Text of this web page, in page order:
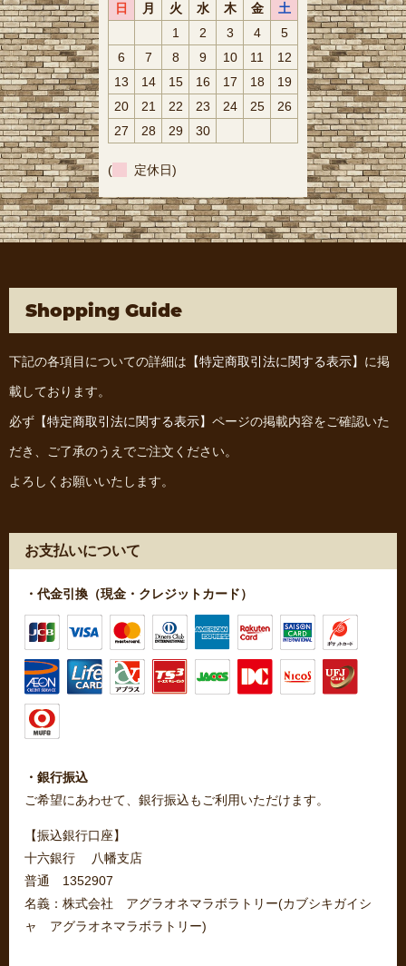
日 月 火 水 木 金
土
1
2 3 4
5
6
7 8 9 10 11
12
13
14 15 16 17 18
19
20
21 22 23 24 25
26
27
28 29 30
( 定休日)
Shopping Guide
下記の各項目についての詳細は 【特定商取引法に関する表示】 に掲
載しております。
必ず 【特定商取引法に関する表示】 ページの掲載内容をご確認いた
だき、ご了承のうえでご注文ください。
よろしくお願いいたします。
お支払いについて
・代金引換（現金・クレジットカード）
・銀行振込
ご希望にあわせて、銀行振込もご利用いただけます。
【振込銀行口座】
十六銀行 八幡支店
普通 1352907
名義：株式会社 アグラオネマラボラトリー(カブシキガイシ
ャ アグラオネマラボラトリー)